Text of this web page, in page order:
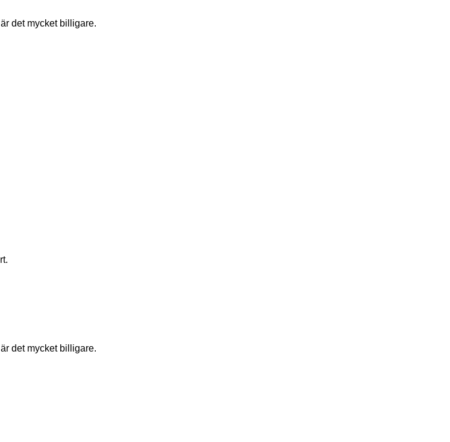
det mycket billigare.
det mycket billigare.